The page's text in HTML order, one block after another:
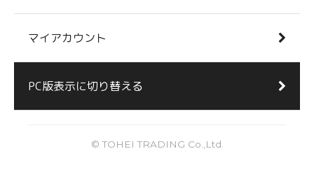
マイアカウント
PC版表示に切り替える
© TOHEI TRADING Co.,Ltd.